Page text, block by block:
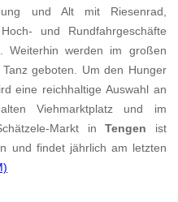
und Alt mit Riesenrad,
und Rundfahrgeschäfte
Weiterhin werden im großen
geboten. Um den Hunger
eine reichhaltige Auswahl an
Viehmarktplatz und im
Markt inTengen ist
und findet jährlich am letzten